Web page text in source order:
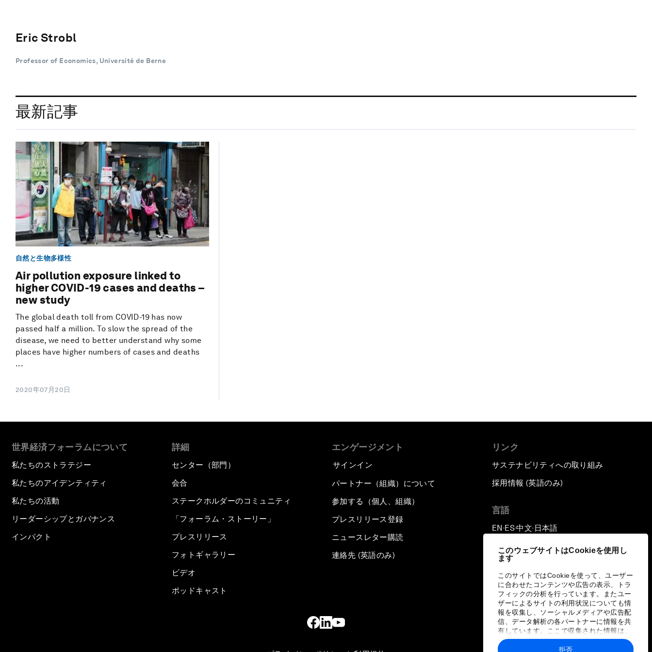
このウェブサイトはCookieを使用し
ます
このサイトではCookieを使って、ユーザー
に合わせたコンテンツや広告の表示、トラ
フィックの分析を行っています。またユー
ザーによるサイトの利用状況についても情
報を収集し、ソーシャルメディアや広告配
信、データ解析の各パートナーに情報を共
有しています。ここで収集された情報は、
ユーザーが各パートナーに提供した他の情
報や各パートナーのサービスを使用した際
拒否
Eric Strobl
Professor of Economics, Université de Berne
最新記事
自然と生物多様性
Air pollution exposure linked to
higher COVID-19 cases and deaths –
new study
The global death toll from COVID-19 has now
passed half a million. To slow the spread of the
disease, we need to better understand why some
places have higher numbers of cases and deaths
...
2020年07月20日
世界経済フォーラムについて
私たちのストラテジー
私たちのアイデンティティ
私たちの活動
リーダーシップとガバナンス
インパクト
詳細
センター（部門）
会合
ステークホルダーのコミュニティ
「フォーラム・ストーリー」
プレスリリース
フォトギャラリー
ビデオ
ポッドキャスト
エンゲージメント
サインイン
パートナー（組織）について
参加する（個人、組織）
プレスリリース登録
ニュースレター購読
連絡先 (英語のみ)
リンク
サステナビリティへの取り組み
採用情報 (英語のみ)
言語
EN ▪ ES▪中文▪ 日本語